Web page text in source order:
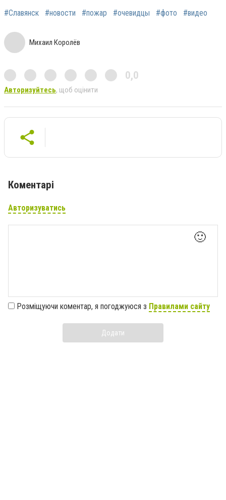
#Славянск #новости #пожар #очевидцы #фото #видео
Михаил Королёв
0,0
Авторизуйтесь, щоб оцінити
Коментарі
Авторизуватись
🙂
Розміщуючи коментар, я погоджуюся з Правилами сайту
Додати